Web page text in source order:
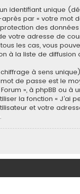
identifiant unique
par « votre mot
des
votre adresse de
tous les cas, vous
à la liste de
à sens
de passe est le
», à phpBB ou
la fonction « J’ai
et votre